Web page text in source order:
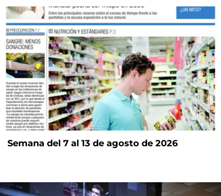
Semana del 7 al 13 de agosto de 2026